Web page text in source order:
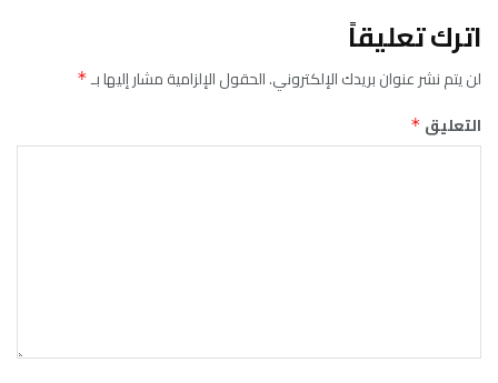
اترك تعليقاً
لن يتم نشر عنوان بريدك الإلكتروني.الحقول الإلزامية مشار إليها بـ*
التعليق *